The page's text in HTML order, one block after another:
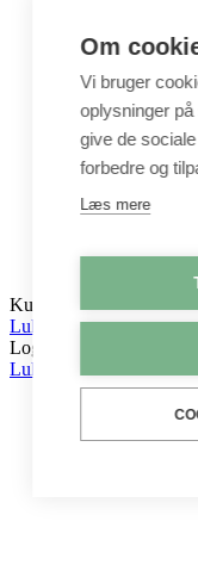
Byggesæt
Leg
Shop
Metervarer
Stofstykker
Puder
Unika
Crepepapir
Kurv
Luk
Log ind
Luk
Om
Vi bruger
oplysninger
give de
forbedre og
Læs mere